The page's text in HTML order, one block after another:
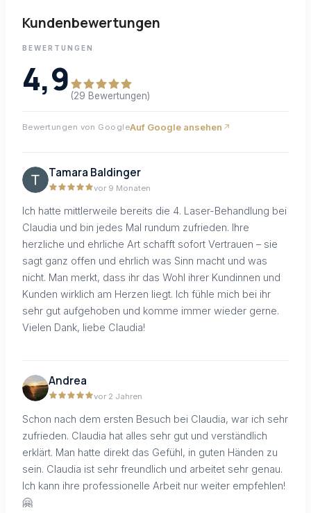
Kundenbewertungen
BEWERTUNGEN
4,9 (29 Bewertungen)
Bewertungen von GoogleAuf Google ansehen
Tamara Baldinger
vor 9 Monaten
Ich hatte mittlerweile bereits die 4. Laser-Behandlung bei
Claudia und bin jedes Mal rundum zufrieden. Ihre
herzliche und ehrliche Art schafft sofort Vertrauen – sie
sagt ganz offen und ehrlich was Sinn macht und was
nicht. Man merkt, dass ihr das Wohl ihrer Kundinnen und
Kunden wirklich am Herzen liegt. Ich fühle mich bei ihr
sehr gut aufgehoben und komme immer wieder gerne.
Vielen Dank, liebe Claudia!
Andrea
vor 2 Jahren
Schon nach dem ersten Besuch bei Claudia, war ich sehr
zufrieden. Claudia hat alles sehr gut und verständlich
erklärt. Man hatte direkt das Gefühl, in guten Händen zu
sein. Claudia ist sehr freundlich und arbeitet sehr genau.
Ich kann ihre professionelle Arbeit nur weiter empfehlen!
🤗